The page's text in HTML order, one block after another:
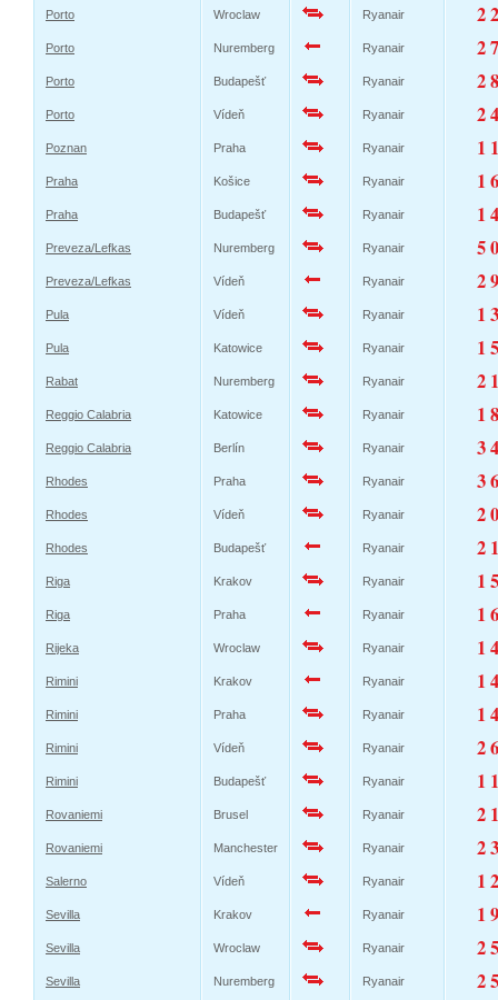
Porto Wroclaw Ryanair 2
Porto Nuremberg Ryanair 2
Porto Budapešť Ryanair 2
Porto Vídeň Ryanair 2
Poznan Praha Ryanair 1
Praha Košice Ryanair 1
Praha Budapešť Ryanair 1
Preveza/Lefkas Nuremberg Ryanair 5
Preveza/Lefkas Vídeň Ryanair 2
Pula Vídeň Ryanair 1
Pula Katowice Ryanair 1
Rabat Nuremberg Ryanair 2
Reggio Calabria Katowice Ryanair 1
Reggio Calabria Berlín Ryanair 3
Rhodes Praha Ryanair 3
Rhodes Vídeň Ryanair 2
Rhodes Budapešť Ryanair 2
Riga Krakov Ryanair 1
Riga Praha Ryanair 1
Rijeka Wroclaw Ryanair 1
Rimini Krakov Ryanair 1
Rimini Praha Ryanair 1
Rimini Vídeň Ryanair 2
Rimini Budapešť Ryanair 1
Rovaniemi Brusel Ryanair 2
Rovaniemi Manchester Ryanair 2
Salerno Vídeň Ryanair 1
Sevilla Krakov Ryanair 1
Sevilla Wroclaw Ryanair 2
Sevilla Nuremberg Ryanair 2